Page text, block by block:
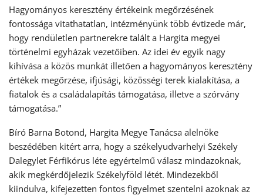
Hagyományos keresztény értékeink megőrzésének
fontossága vitathatatlan, intézményünk több évtizede már,
hogy rendületlen partnerekre talált a Hargita megyei
történelmi egyházak vezetőiben. Az idei év egyik nagy
kihívása a közös munkát illetően a hagyományos keresztény
értékek megőrzése, ifjúsági, közösségi terek kialakítása, a
fiatalok és a családalapítás támogatása, illetve a szórvány
támogatása.”
Bíró Barna Botond, Hargita Megye Tanácsa alelnöke
beszédében kitért arra, hogy a székelyudvarhelyi Székely
Dalegylet Férfikórus léte egyértelmű válasz mindazoknak,
akik megkérdőjelezik Székelyföld létét. Mindezekből
kiindulva, kifejezetten fontos figyelmet szentelni azoknak az